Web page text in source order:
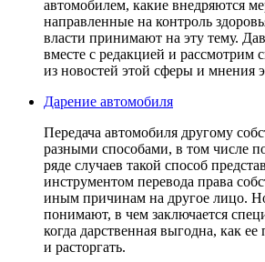
автомобилем, какие внедряются
направленные на контроль
власти принимают на эту тему.
вместе с редакцией и
из новостей этой сферы и мнения
Дарение автомобиля
Передача автомобиля другому
разными способами, в том числе
ряде случаев такой способ
инструментом перевода права
иным причинам на другое лицо.
понимают, в чем заключается
когда дарственная выгодна, как
и расторгать.